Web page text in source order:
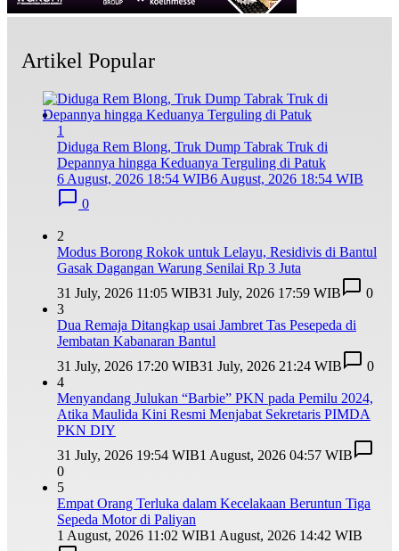
Artikel Popular
1
Diduga Rem Blong, Truk Dump Tabrak Truk di
Depannya hingga Keduanya Terguling di Patuk
6 August, 2026 18:54 WIB6 August, 2026 18:54 WIB
0
2
Modus Borong Rokok untuk Lelayu, Residivis di Bantul
Gasak Dagangan Warung Senilai Rp 3 Juta
31 July, 2026 11:05 WIB31 July, 2026 17:59 WIB
0
3
Dua Remaja Ditangkap usai Jambret Tas Pesepeda di
Jembatan Kabanaran Bantul
31 July, 2026 17:20 WIB31 July, 2026 21:24 WIB
0
4
Menyandang Julukan “Barbie” PKN pada Pemilu 2024,
Atika Maulida Kini Resmi Menjabat Sekretaris PIMDA
PKN DIY
31 July, 2026 19:54 WIB1 August, 2026 04:57 WIB
0
5
Empat Orang Terluka dalam Kecelakaan Beruntun Tiga
Sepeda Motor di Paliyan
1 August, 2026 11:02 WIB1 August, 2026 14:42 WIB